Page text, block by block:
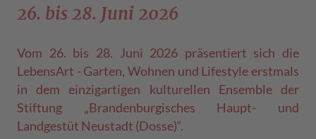
26. bis 28. Juni 2026
Vom 26. bis 28. Juni 2026 präsentiert sich die
LebensArt - Garten, Wohnen und Lifestyle erstmals
in dem einzigartigen kulturellen Ensemble der
Stiftung „Brandenburgisches Haupt- und
Landgestüt Neustadt (Dosse)“.